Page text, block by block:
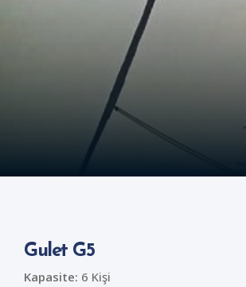
Gulet G5
Kapasite: 6 Kişi